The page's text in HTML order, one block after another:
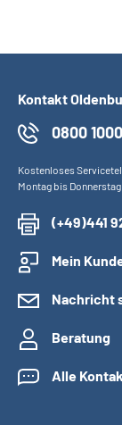
Kontakt
0800
Kostenloses
Montag bis
(+49)441
Mein
Nachricht
Beratung
Alle